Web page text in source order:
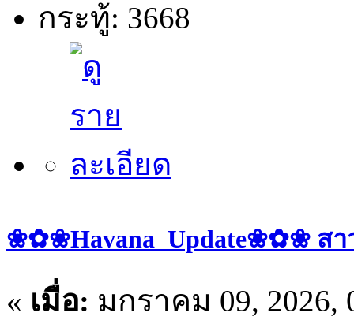
กระทู้: 3668
❀✿❀Havana_Update❀✿❀ สา
« เมื่อ: มกราคม 09, 2026,